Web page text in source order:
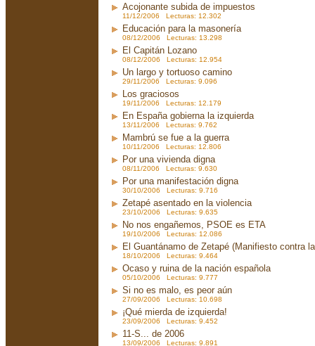
Acojonante subida de impuestos
11/12/2006 Lecturas: 12.302
Educación para la masonería
08/12/2006 Lecturas: 13.298
El Capitán Lozano
08/12/2006 Lecturas: 12.954
Un largo y tortuoso camino
29/11/2006 Lecturas: 9.096
Los graciosos
19/11/2006 Lecturas: 12.179
En España gobierna la izquierda
13/11/2006 Lecturas: 9.762
Mambrú se fue a la guerra
10/11/2006 Lecturas: 12.806
Por una vivienda digna
08/11/2006 Lecturas: 9.630
Por una manifestación digna
30/10/2006 Lecturas: 9.716
Zetapé asentado en la violencia
23/10/2006 Lecturas: 9.635
No nos engañemos, PSOE es ETA
19/10/2006 Lecturas: 12.086
El Guantánamo de Zetapé (Manifiesto contra
18/10/2006 Lecturas: 9.464
Ocaso y ruina de la nación española
05/10/2006 Lecturas: 9.777
Si no es malo, es peor aún
27/09/2006 Lecturas: 10.698
¡Qué mierda de izquierda!
23/09/2006 Lecturas: 9.452
11-S... de 2006
13/09/2006 Lecturas: 9.891